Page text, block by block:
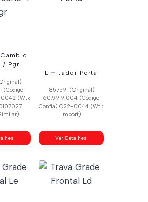
/ Pgr
(Código
(Wtk
Limitador Porta
1857591 (Original)
60.99.9.004 (Código
Confia) C22-0044 (Wtk
Import)
Ver Detalhes